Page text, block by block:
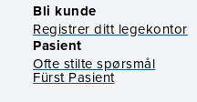
Bli kunde
Registrer ditt legekontor
Pasient
Ofte stilte spørsmål
Fürst Pasient